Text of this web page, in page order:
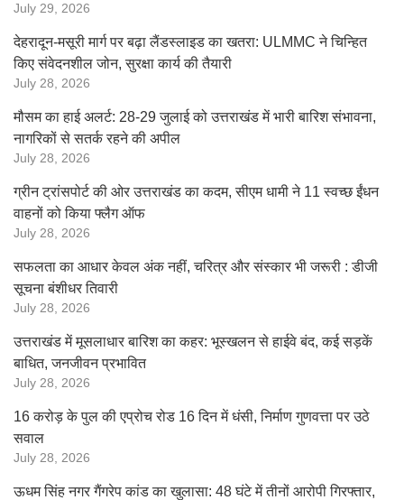
July 29, 2026
देहरादून-मसूरी मार्ग पर बढ़ा लैंडस्लाइड का खतरा: ULMMC ने चिन्हित
किए संवेदनशील जोन, सुरक्षा कार्य की तैयारी
July 28, 2026
मौसम का हाई अलर्ट: 28-29 जुलाई को उत्तराखंड में भारी बारिश संभावना,
नागरिकों से सतर्क रहने की अपील
July 28, 2026
ग्रीन ट्रांसपोर्ट की ओर उत्तराखंड का कदम, सीएम धामी ने 11 स्वच्छ ईंधन
वाहनों को किया फ्लैग ऑफ
July 28, 2026
सफलता का आधार केवल अंक नहीं, चरित्र और संस्कार भी जरूरी : डीजी
सूचना बंशीधर तिवारी
July 28, 2026
उत्तराखंड में मूसलाधार बारिश का कहर: भूस्खलन से हाईवे बंद, कई सड़कें
बाधित, जनजीवन प्रभावित
July 28, 2026
16 करोड़ के पुल की एप्रोच रोड 16 दिन में धंसी, निर्माण गुणवत्ता पर उठे
सवाल
July 28, 2026
ऊधम सिंह नगर गैंगरेप कांड का खुलासा: 48 घंटे में तीनों आरोपी गिरफ्तार,